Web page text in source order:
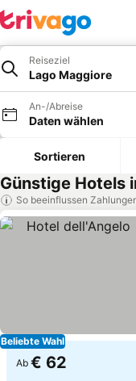
Reiseziel
Lago Maggiore
An-/Abreise
Daten wählen
Sortieren
Günstige Hotels
So beeinflussen
Beliebte Wahl
Ab € 62